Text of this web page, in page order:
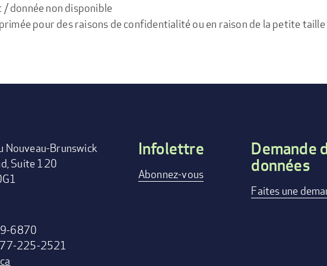
/ donnée non disponible
pour des raisons de confidentialité ou en raison de la petite
Nouveau-Brunswick
Suite 120
6870
225-2521
Footer
Infolettre
Abonnez-vous
Demande
données
Faites une